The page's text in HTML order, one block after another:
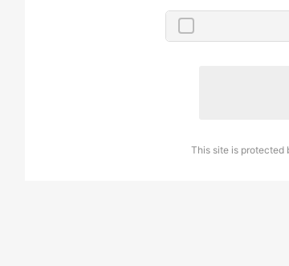
This site is protected